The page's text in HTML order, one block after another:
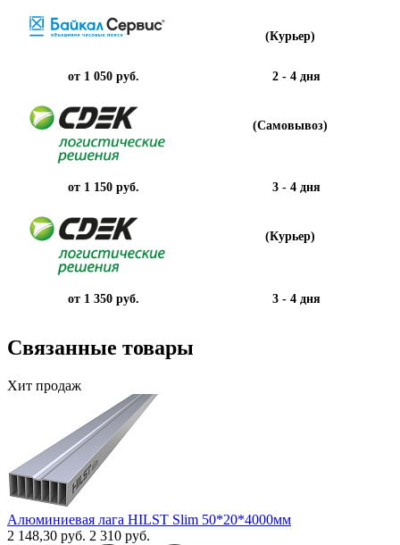
(Курьер)
от 1 050 руб. 2 - 4 дня
(Самовывоз)
от 1 150 руб. 3 - 4 дня
(Курьер)
от 1 350 руб. 3 - 4 дня
Связанные товары
Хит продаж
Алюминиевая лага HILST Slim 50*20*4000мм
2 148,30 руб. 2 310 руб.